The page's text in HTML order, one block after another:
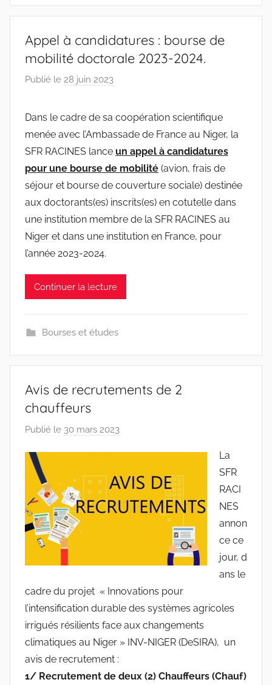
Appel à candidatures : bourse de
mobilité doctorale 2023-2024.
Publié le 28 juin 2023
c
i
n
e
s
-
Dans le cadre de sa coopération scientifique
menée avec l’Ambassade de France au Niger, la
SFR RACINES lance un appel à candidatures
pour une bourse de mobilité (avion, frais de
séjour et bourse de couverture sociale) destinée
aux doctorants(es) inscrits(es) en cotutelle dans
une institution membre de la SFR RACINES au
Niger et dans une institution en France, pour
l’année 2023-2024.
Continuer la lecture
Bourses et études
Avis de recrutements de 2
chauffeurs
Publié le 30 mars 2023
r
a
c
-
w
La
SFR
RACI
NES
annon
ce ce
jour, d
ans le
cadre du projet « Innovations pour
l’intensification durable des systèmes agricoles
irrigués résilients face aux changements
climatiques au Niger » INV-NIGER (DeSIRA), un
avis de recrutement :
1/ Recrutement de deux (2) Chauffeurs (Chauf)